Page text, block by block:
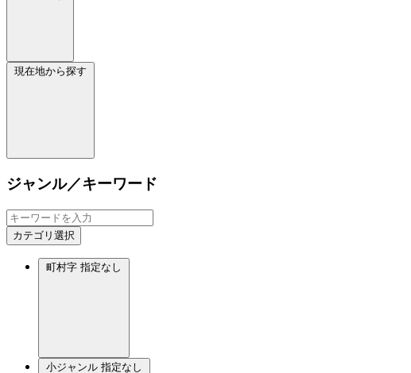
現在地から探す
ジャンル／キーワード
カテゴリ選択
町村字 指定なし
小ジャンル 指定なし